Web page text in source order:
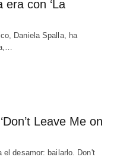
era con ‘La
Daniela Spalla, ha
Leave Me on
el desamor: bailarlo. Don't